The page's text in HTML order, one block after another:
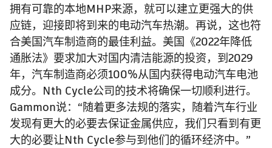
拥有可靠的本地MHP来源，就可以建立更强大的供
应链，迎接即将到来的电动汽车热潮。再说，这也符
合美国汽车制造商的最佳利益。美国《2022年降低
通胀法》要求加大对国内清洁能源的投资，到2029
年，汽车制造商必须100%从国内获得电动汽车电池
成分。Nth Cycle公司的技术将确保一切顺利进行。
Gammon说：“随着更多法规的落实，随着汽车行业
发现有更大的必要去保证金属供应，我们只看到有更
大的必要让Nth Cycle参与到他们的循环经济中。”